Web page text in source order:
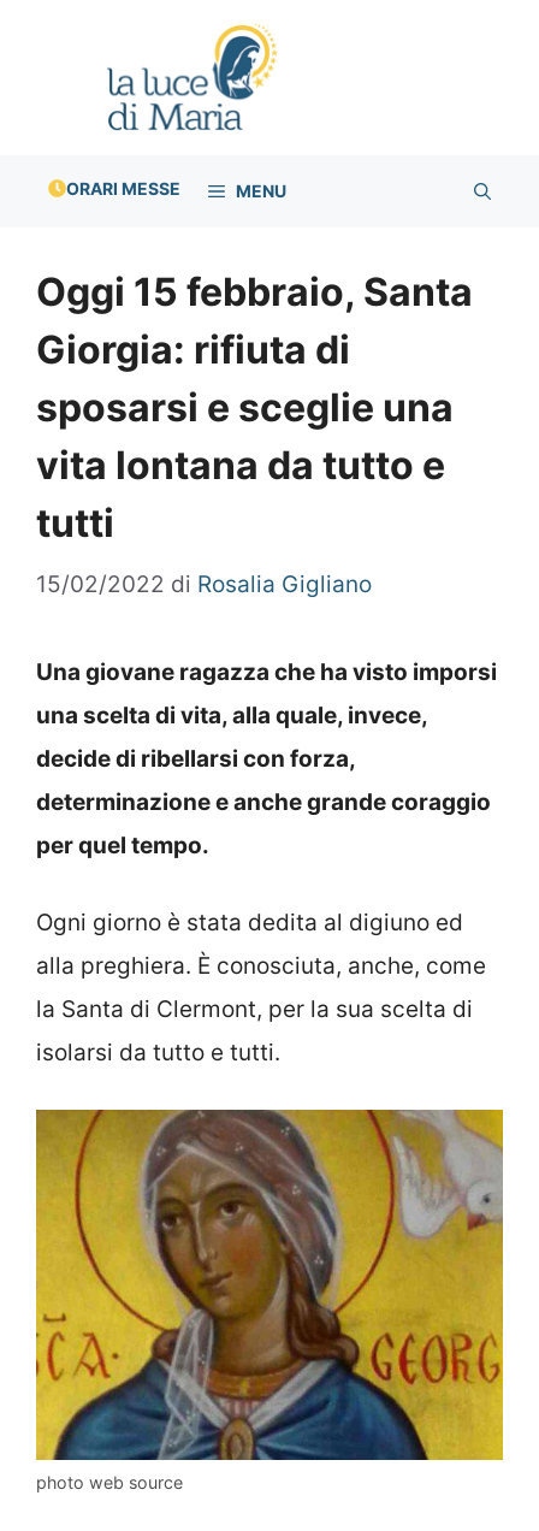
ORARI MESSE MENU
Oggi 15 febbraio, Santa
Giorgia: rifiuta di
sposarsi e sceglie una
vita lontana da tutto e
tutti
15/02/2022 di Rosalia Gigliano
Una giovane ragazza che ha visto imporsi
una scelta di vita, alla quale, invece,
decide di ribellarsi con forza,
determinazione e anche grande coraggio
per quel tempo.
Ogni giorno è stata dedita al digiuno ed
alla preghiera. È conosciuta, anche, come
la Santa di Clermont, per la sua scelta di
isolarsi da tutto e tutti.
photo web source